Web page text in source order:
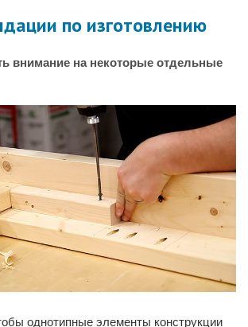
по изготовлению
внимание на некоторые отдельные
однотипные элементы конструкции